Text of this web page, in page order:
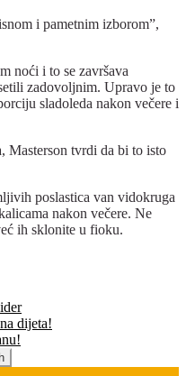
i pametnim izborom”,
noći i to se završava
zadovoljnim. Upravo je to
sladoleda nakon večere i
Masterson tvrdi da bi to isto
poslastica van vidokruga
nakon večere. Ne
ih sklonite u fioku.
dijeta!